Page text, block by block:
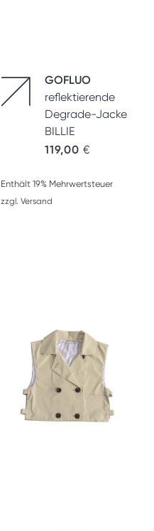
GOFLUO
reflektierende
Degrade-Jacke
BILLIE
119,00 €
Enthält 19% Mehrwertsteuer
zzgl. Versand